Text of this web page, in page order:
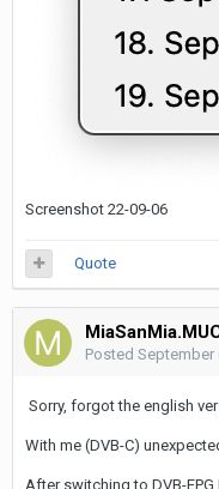
Screenshot 22-09-06
Quote
Posted September
Sorry, forgot the english
With me (DVB-C)
After switching to DVB-